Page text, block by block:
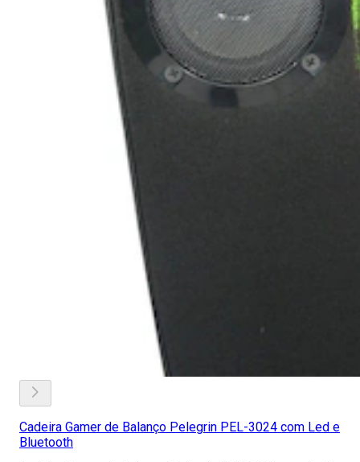
Cadeira Gamer de Balanço Pelegrin PEL-3024 com Led e
Bluetooth